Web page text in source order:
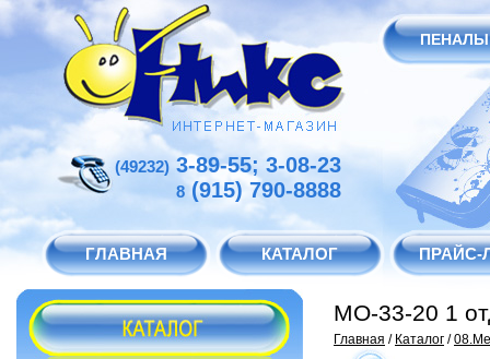
ПЕНАЛЫ
(49232) 3-89-55; 3-08-23
8(915) 790-8888
ГЛАВНАЯ КАТАЛОГ ПРАЙС-
МО-33-20 1
Главная / Каталог /